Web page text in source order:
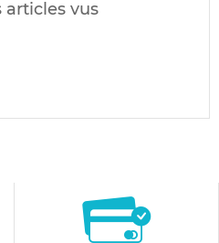
articles vus